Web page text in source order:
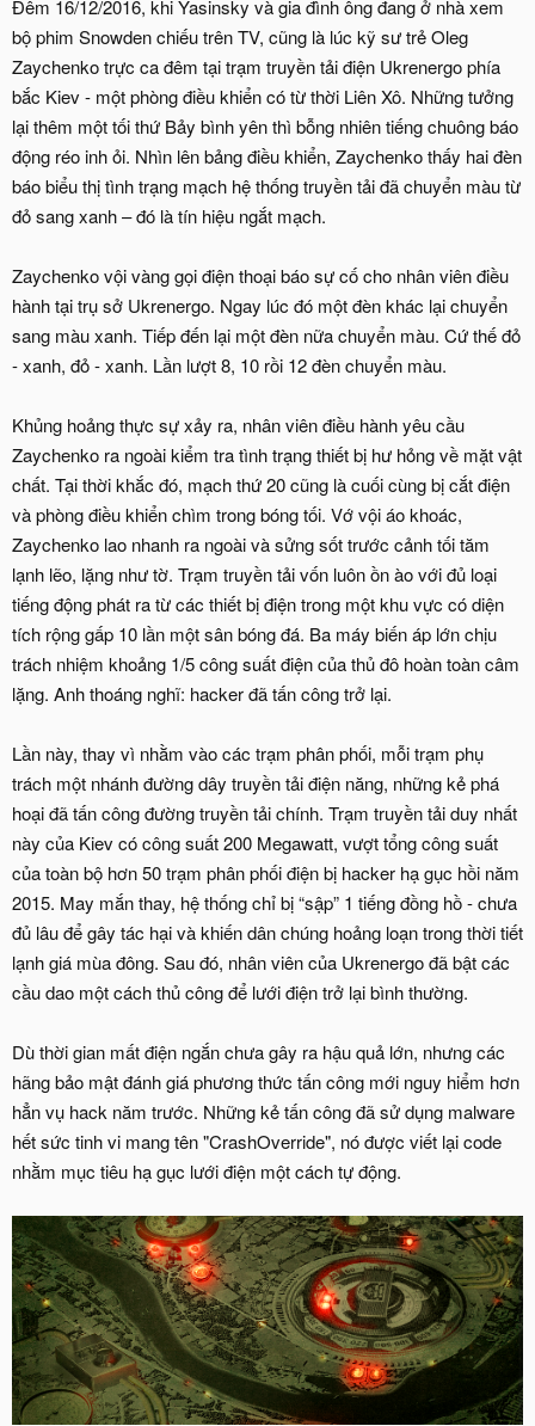
Đêm 16/12/2016, khi Yasinsky và gia đình ông đang ở nhà xem
bộ phim Snowden chiếu trên TV, cũng là lúc kỹ sư trẻ Oleg
Zaychenko trực ca đêm tại trạm truyền tải điện Ukrenergo phía
bắc Kiev - một phòng điều khiển có từ thời Liên Xô. Những tưởng
lại thêm một tối thứ Bảy bình yên thì bỗng nhiên tiếng chuông báo
động réo inh ỏi. Nhìn lên bảng điều khiển, Zaychenko thấy hai đèn
báo biểu thị tình trạng mạch hệ thống truyền tải đã chuyển màu từ
đỏ sang xanh – đó là tín hiệu ngắt mạch.
Zaychenko vội vàng gọi điện thoại báo sự cố cho nhân viên điều
hành tại trụ sở Ukrenergo. Ngay lúc đó một đèn khác lại chuyển
sang màu xanh. Tiếp đến lại một đèn nữa chuyển màu. Cứ thế đỏ
- xanh, đỏ - xanh. Lần lượt 8, 10 rồi 12 đèn chuyển màu.
Khủng hoảng thực sự xảy ra, nhân viên điều hành yêu cầu
Zaychenko ra ngoài kiểm tra tình trạng thiết bị hư hỏng về mặt vật
chất. Tại thời khắc đó, mạch thứ 20 cũng là cuối cùng bị cắt điện
và phòng điều khiển chìm trong bóng tối. Vớ vội áo khoác,
Zaychenko lao nhanh ra ngoài và sửng sốt trước cảnh tối tăm
lạnh lẽo, lặng như tờ. Trạm truyền tải vốn luôn ồn ào với đủ loại
tiếng động phát ra từ các thiết bị điện trong một khu vực có diện
tích rộng gấp 10 lần một sân bóng đá. Ba máy biến áp lớn chịu
trách nhiệm khoảng 1/5 công suất điện của thủ đô hoàn toàn câm
lặng. Anh thoáng nghĩ: hacker đã tấn công trở lại.
Lần này, thay vì nhằm vào các trạm phân phối, mỗi trạm phụ
trách một nhánh đường dây truyền tải điện năng, những kẻ phá
hoại đã tấn công đường truyền tải chính. Trạm truyền tải duy nhất
này của Kiev có công suất 200 Megawatt, vượt tổng công suất
của toàn bộ hơn 50 trạm phân phối điện bị hacker hạ gục hồi năm
2015. May mắn thay, hệ thống chỉ bị “sập” 1 tiếng đồng hồ - chưa
đủ lâu để gây tác hại và khiến dân chúng hoảng loạn trong thời tiết
lạnh giá mùa đông. Sau đó, nhân viên của Ukrenergo đã bật các
cầu dao một cách thủ công để lưới điện trở lại bình thường.
Dù thời gian mất điện ngắn chưa gây ra hậu quả lớn, nhưng các
hãng bảo mật đánh giá phương thức tấn công mới nguy hiểm hơn
hẳn vụ hack năm trước. Những kẻ tấn công đã sử dụng malware
hết sức tinh vi mang tên "CrashOverride", nó được viết lại code
nhằm mục tiêu hạ gục lưới điện một cách tự động.